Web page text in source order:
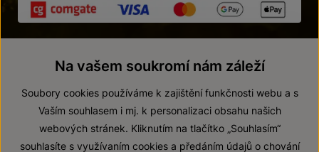
© 2026 ZNOVÍN ZNOJMO, a. s.
Na vašem soukromí nám záleží
Soubory cookies používáme k zajištění funkčnosti webu a s
Vaším souhlasem i mj. k personalizaci obsahu našich
webových stránek. Kliknutím na tlačítko „Souhlasím“
souhlasíte s využívaním cookies a předáním údajů o chování